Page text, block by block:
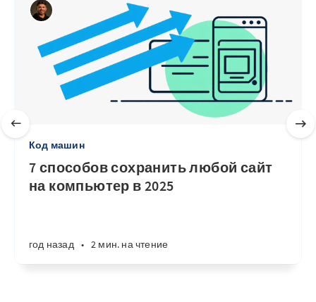
Код машин
7 способов сохранить любой сайт
на компьютер в 2025
год назад • 2 мин. на чтение